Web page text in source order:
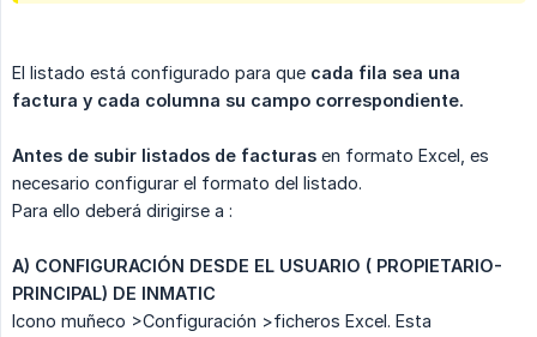
El listado está configurado para que cada fila sea una
factura y cada columna su campo correspondiente.
Antes de subir listados de facturas en formato Excel, es
necesario configurar el formato del listado.
Para ello deberá dirigirse a :
A) CONFIGURACIÓN DESDE EL USUARIO ( PROPIETARIO-
PRINCIPAL) DE INMATIC
Icono muñeco >Configuración >ficheros Excel. Esta